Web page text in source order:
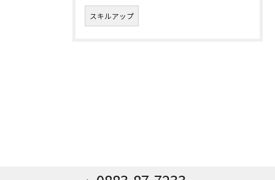
スキルアップ